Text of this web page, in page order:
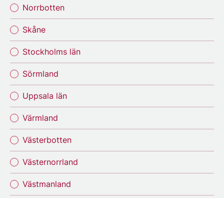
Norrbotten
Skåne
Stockholms län
Sörmland
Uppsala län
Värmland
Västerbotten
Västernorrland
Västmanland